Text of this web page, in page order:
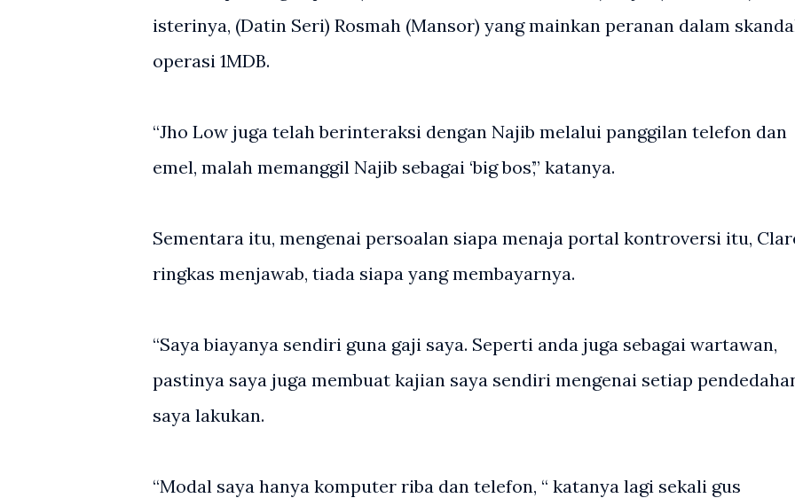
isterinya, (Datin Seri) Rosmah (Mansor) yang mainkan peranan dalam
operasi 1MDB.
“Jho Low juga telah berinteraksi dengan Najib melalui panggilan telefon dan
emel, malah memanggil Najib sebagai ‘big bos’,” katanya.
Sementara itu, mengenai persoalan siapa menaja portal kontroversi itu,
ringkas menjawab, tiada siapa yang membayarnya.
“Saya biayanya sendiri guna gaji saya. Seperti anda juga sebagai wartawan,
pastinya saya juga membuat kajian saya sendiri mengenai setiap
saya lakukan.
“Modal saya hanya komputer riba dan telefon, “ katanya lagi sekali gus